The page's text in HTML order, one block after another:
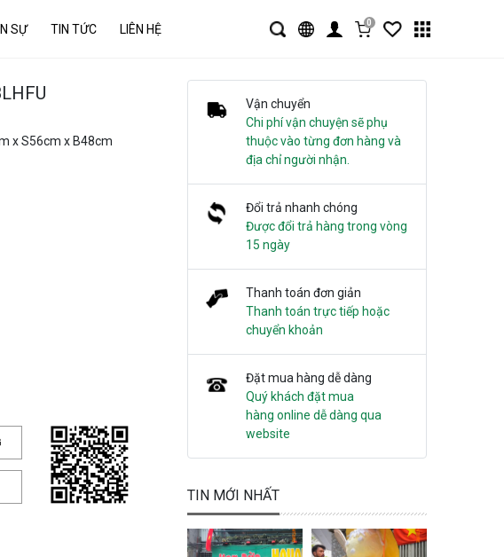
SỰ TIN TỨC LIÊN HỆ 0
x S56cm x B48cm
Vận chuyển
Chi phí vận chuyện sẽ phụ
thuộc vào từng đơn hàng và
địa chỉ người nhận.
Đổi trả nhanh chóng
Được đổi trả hàng trong vòng
15 ngày
Thanh toán đơn giản
Thanh toán trực tiếp hoặc
chuyển khoản
Đặt mua hàng dễ dàng
Quý khách đặt mua
hàng online dễ dàng qua
website
TIN MỚI NHẤT